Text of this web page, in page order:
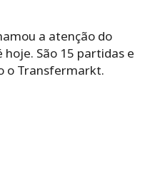
a atenção do
São 15 partidas e
o Transfermarkt.